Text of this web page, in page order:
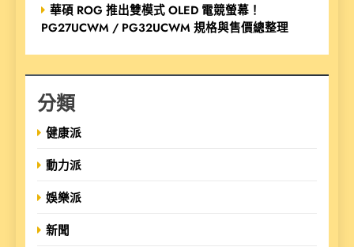
華碩 ROG 推出雙模式 OLED 電競螢幕！
PG27UCWM / PG32UCWM 規格與售價總整理
分類
健康派
動力派
娛樂派
新聞